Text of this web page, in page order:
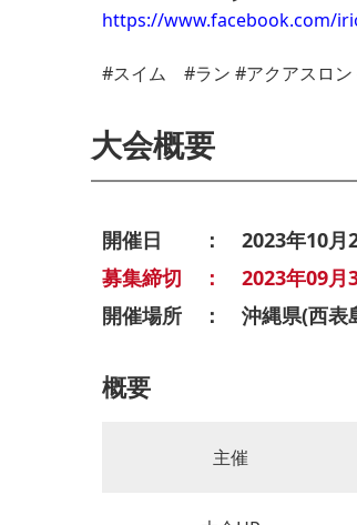
https://www.facebook.com/
#スイム #ラン #アクアスロン
大会概要
開催日 ： 2023年10月29
募集締切 ： 2023年09月
開催場所 ： 沖縄県(西表
概要
主催